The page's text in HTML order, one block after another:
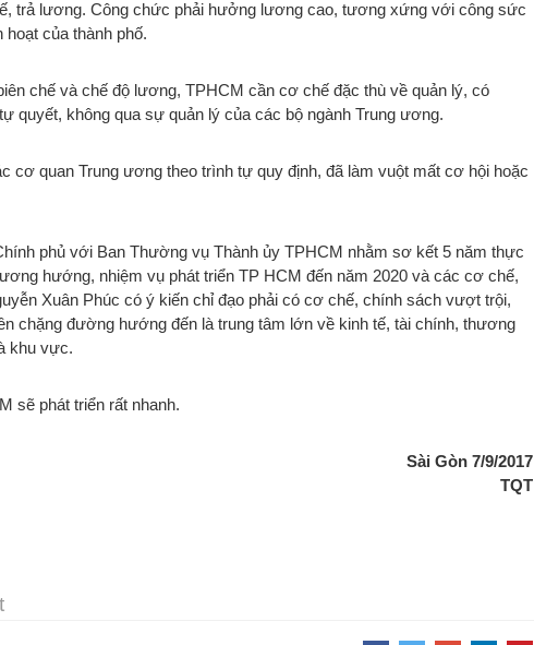
trả lương. Công chức phải hưởng lương cao, tương xứng với công sức
của thành phố.
chế và chế độ lương, TPHCM cần cơ chế đặc thù về quản lý, có
quyết, không qua sự quản lý của các bộ ngành Trung ương.
cơ quan Trung ương theo trình tự quy định, đã làm vuột mất cơ hội hoặc
phủ với Ban Thường vụ Thành ủy TPHCM nhằm sơ kết 5 năm thực
hướng, nhiệm vụ phát triển TP HCM đến năm 2020 và các cơ chế,
Xuân Phúc có ý kiến chỉ đạo phải có cơ chế, chính sách vượt trội,
chặng đường hướng đến là trung tâm lớn về kinh tế, tài chính, thương
khu vực.
sẽ phát triển rất nhanh.
Sài Gòn 7/9/2017
TQT